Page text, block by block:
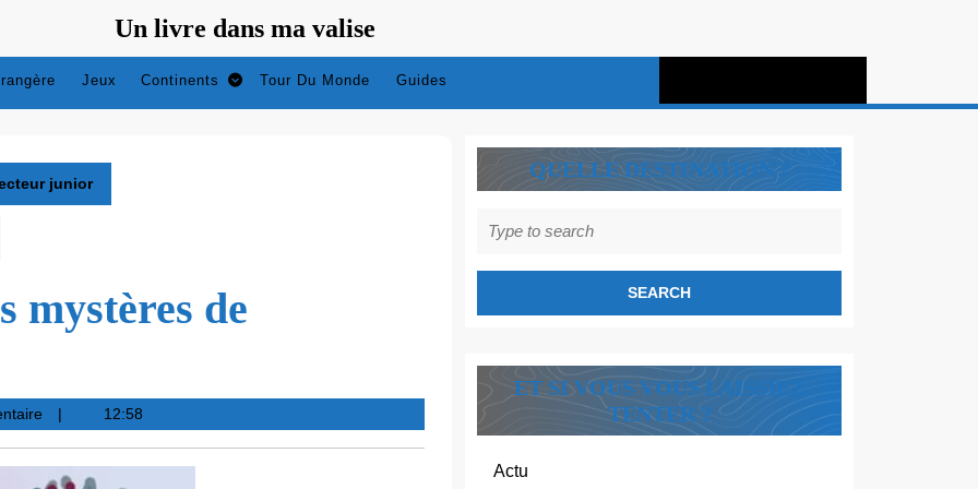
Un livre dans ma valise
Jeux Continents Tour Du Monde Guides
junior
mystères de
12:58
QUELLE DESTINATION ?
for:
ET SI VOUS VOUS LAISSIEZ
TENTER ?
Actu